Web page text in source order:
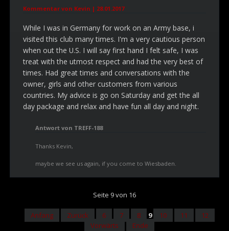
Kommentar von Kevin | 28.01.2017
While I was in Germany for work on an Army base, i
visited this club many times. I'm a very cautious person
when out the U.S. I will say first hand I felt safe, I was
treat with the utmost respect and had the very best of
times. Had great times and conversations with the
owner, girls and other customers from various
countries. My advice is go on Saturday and get the all
day package and relax and have fun all day and night.
Antwort von TREFF-188
Thanks Kevin,
maybe we see us again, if you come to Wiesbaden.
Seite 9 von 16
Anfang Zurück 6 7 8 9 10 11
12
Vorwärts
Ende